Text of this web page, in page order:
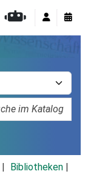
Bibliotheken